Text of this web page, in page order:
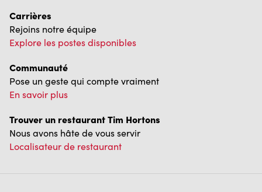
Carrières
Rejoins notre équipe
Explore les postes disponibles
Communauté
Pose un geste qui compte vraiment
En savoir plus
Trouver un restaurant Tim Hortons
Nous avons hâte de vous servir
Localisateur de restaurant